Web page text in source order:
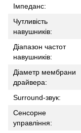
Імпеданс:
Чутливість
навушників:
Діапазон частот
навушників:
Діаметр мембрани
драйвера:
Surround-звук:
Сенсорне
управління: